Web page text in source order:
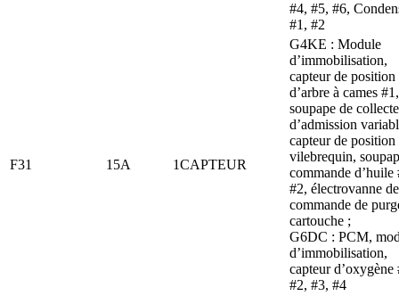
#4, #5, #6,
#1, #2
F31 15A 1CAPTEUR
G4KE : Module
d’immobilisation,
capteur de position
d’arbre à cames
soupape de
d’admission
capteur de position
vilebrequin,
commande d’huile
#2, électrovanne de
commande de
cartouche ;
G6DC : PCM,
d’immobilisation,
capteur d’oxygène
#2, #3, #4